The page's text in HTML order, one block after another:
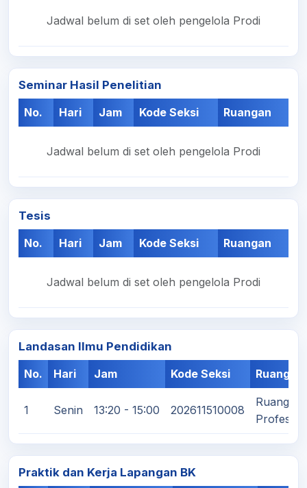
Jadwal belum di set oleh pengelola Prodi
Seminar Hasil Penelitian
No.
Hari Jam Kode Seksi Ruangan
Jadwal belum di set oleh pengelola Prodi
Tesis
No.
Hari Jam Kode Seksi Ruangan
Jadwal belum di set oleh pengelola Prodi
Landasan Ilmu Pendidikan
No.
Hari Jam Kode Seksi Ruangan
1 Senin 13:20 - 15:00 202611510008
Ruang
Profesi/
Praktik dan Kerja Lapangan BK